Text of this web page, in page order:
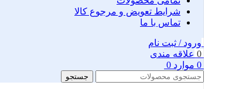
شرایط تعویض و مرجوع کالا
تماس با ما
ورود / ثبت نام
0 علاقه مندی
0 موارد 0
جستجو